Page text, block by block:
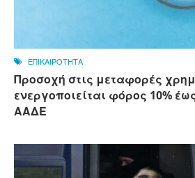
ΕΠΙΚΑΙΡΟΤΗΤΑ
Προσοχή στις μεταφορές
ενεργοποιείται φόρος 10%
ΑΑΔΕ